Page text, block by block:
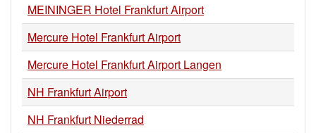
MEININGER Hotel Frankfurt Airport
Mercure Hotel Frankfurt Airport
Mercure Hotel Frankfurt Airport Langen
NH Frankfurt Airport
NH Frankfurt Niederrad